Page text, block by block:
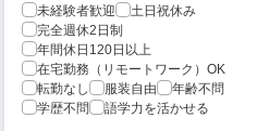
未経験者歓迎
土日祝休み
完全週休2日制
年間休日120日以上
在宅勤務（リモートワーク）OK
転勤なし
服装自由
年齢不問
学歴不問
語学力を活かせる